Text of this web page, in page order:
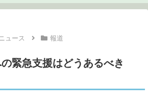
ュース 報道
緊急支援はどうあるべき